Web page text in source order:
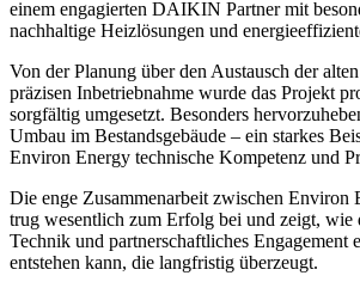
einem engagierten DAIKIN Partner mit
nachhaltige Heizlösungen und
Von der Planung über den Austausch der
präzisen Inbetriebnahme wurde das Projekt
sorgfältig umgesetzt. Besonders
Umbau im Bestandsgebäude – ein starkes
Environ Energy technische Kompetenz und
Die enge Zusammenarbeit zwischen
trug wesentlich zum Erfolg bei und zeigt, wie
Technik und partnerschaftliches Engagement
entstehen kann, die langfristig überzeugt.